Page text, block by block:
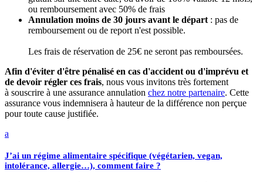
ou remboursement avec 50% de frais
Annulation moins de 30 jours avant le départ : pas de
remboursement ou de report n'est possible.
Les frais de réservation de 25€ ne seront pas remboursées.
Afin d'éviter d'être pénalisé en cas d'accident ou d'imprévu et
de devoir régler ces frais, nous vous invitons très fortement
à souscrire à une assurance annulation chez notre partenaire. Cette
assurance vous indemnisera à hauteur de la différence non perçue
pour toute cause justifiée.
a
J’ai un régime alimentaire spécifique (végétarien, vegan,
intolérance, allergie…), comment faire ?